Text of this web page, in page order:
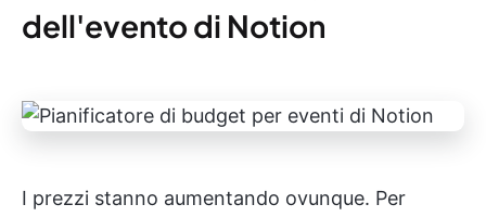
dell'evento di Notion
I prezzi stanno aumentando ovunque. Per